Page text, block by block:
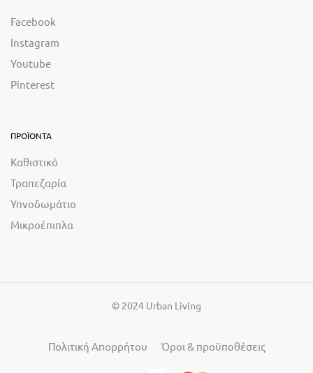
Facebook
Instagram
Youtube
Pinterest
ΠΡΟΪΟΝΤΑ
Καθιστικό
Τραπεζαρία
Υπνοδωμάτιο
Μικροέπιπλα
© 2024 Urban Living
Πολιτική Απορρήτου Όροι & προϋποθέσεις